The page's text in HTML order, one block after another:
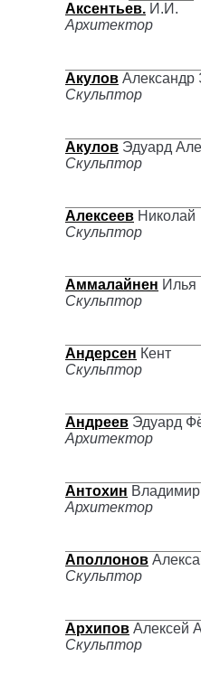
Аксентьев. И.И.
Архитектор
Акулов Александр
Скульптор
Акулов Эдуард
Скульптор
Алексеев Николай
Скульптор
Аммалайнен Илья
Скульптор
Андерсен Кент
Скульптор
Андреев Эдуард
Архитектор
Антохин
Архитектор
Аполлонов
Скульптор
Архипов Алексей
Скульптор